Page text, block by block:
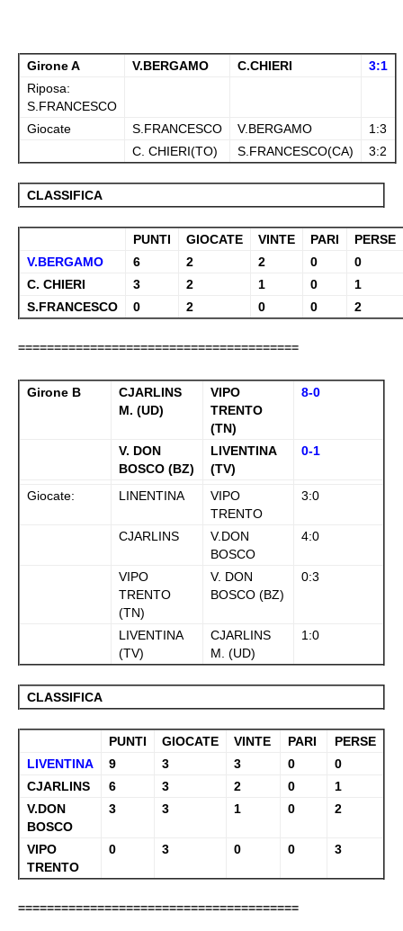
Girone A V.BERGAMO C.CHIERI
3:1
Riposa:
S.FRANCESCO
Giocate
S.FRANCESCO V.BERGAMO
1:3
C. CHIERI(TO)
S.FRANCESCO(CA) 3:2
CLASSIFICA
PUNTI GIOCATE VINTE PARI
PERSE
V.BERGAMO
6 2 2 0
0
C. CHIERI
3 2 1 0
1
S.FRANCESCO
0 2 0 0 2
=======================================
Girone B
CJARLINS
M. (UD)
VIPO
TRENTO
(TN)
8-0
V. DON
BOSCO (BZ)
LIVENTINA
(TV)
0-1
Giocate: LINENTINA
VIPO
TRENTO
3:0
CJARLINS
V.DON
BOSCO
4:0
VIPO
TRENTO
(TN)
V. DON
BOSCO (BZ)
0:3
LIVENTINA
(TV)
CJARLINS
M. (UD)
1:0
CLASSIFICA
PUNTI GIOCATE VINTE PARI
PERSE
LIVENTINA
9 3 3 0
0
CJARLINS
6 3 2 0
1
V.DON
BOSCO
3 3 1 0 2
VIPO
TRENTO
0 3 0 0 3
=======================================